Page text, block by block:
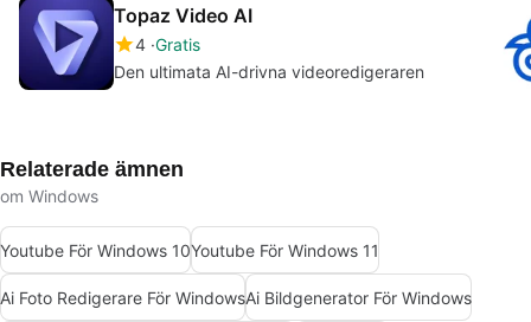
Topaz Video AI
4 Gratis
Den ultimata AI-drivna videoredigeraren
Relaterade ämnen
om Windows
Youtube För Windows 10Youtube För Windows 11
Ai Foto Redigerare För WindowsAi Bildgenerator För Windows